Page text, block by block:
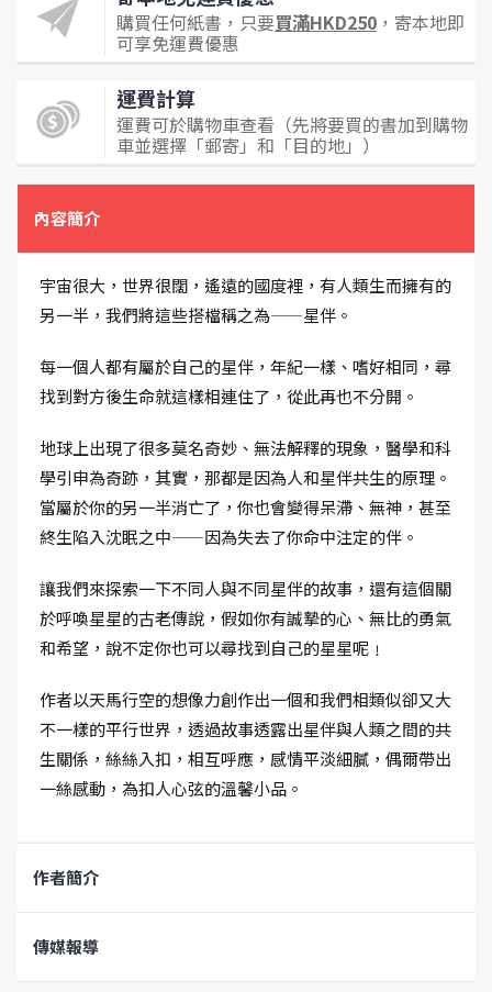
購買任何紙書，只要買滿HKD250 ，寄本地即
可享免運費優惠
運費計算
運費可於購物車查看（先將要買的書加到購物
車並選擇「郵寄」和「目的地」）
內容簡介
宇宙很大，世界很闊，遙遠的國度裡，有人類生而擁有的
另一半，我們將這些搭檔稱之為——星伴。
每一個人都有屬於自己的星伴，年紀一樣、嗜好相同，尋
找到對方後生命就這樣相連住了，從此再也不分開。
地球上出現了很多莫名奇妙、無法解釋的現象，醫學和科
學引申為奇跡，其實，那都是因為人和星伴共生的原理。
當屬於你的另一半消亡了，你也會變得呆滯、無神，甚至
終生陷入沈眠之中——因為失去了你命中注定的伴。
讓我們來探索一下不同人與不同星伴的故事，還有這個關
於呼喚星星的古老傳說，假如你有誠摯的心、無比的勇氣
和希望，說不定你也可以尋找到自己的星星呢﹗
作者以天馬行空的想像力創作出一個和我們相類似卻又大
不一樣的平行世界，透過故事透露出星伴與人類之間的共
生關係，絲絲入扣，相互呼應，感情平淡細膩，偶爾帶出
一絲感動，為扣人心弦的溫馨小品。
作者簡介
傳媒報導